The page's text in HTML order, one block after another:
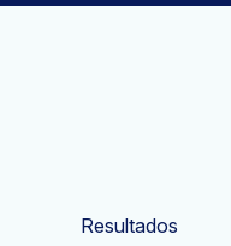
Resultados